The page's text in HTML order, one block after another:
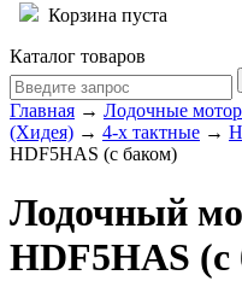
Корзина пуста
Каталог товаров
Главная → Лодочные
(Хидея) → 4-х тактные →
HDF5HAS (с баком)
Лодочный
HDF5HAS (с